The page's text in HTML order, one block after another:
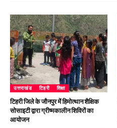
उत्तराखंड टिहरी शिक्षा
टिहरी जिले के जौनपुर में हिमोत्थान शैक्षिक
सोसाइटी द्वारा ग्रीष्मकालीन शिविरों का
आयोजन